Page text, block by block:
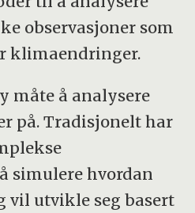
observasjoner som
klimaendringer.
måte å analysere
på. Tradisjonelt har
simulere hvordan
vil utvikle seg basert